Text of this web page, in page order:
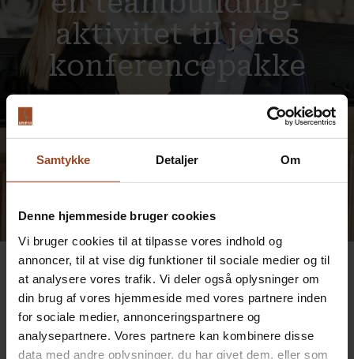
Samtykke Detaljer Om
Denne hjemmeside bruger cookies
Vi bruger cookies til at tilpasse vores indhold og
annoncer, til at vise dig funktioner til sociale medier og til
at analysere vores trafik. Vi deler også oplysninger om
din brug af vores hjemmeside med vores partnere inden
for sociale medier, annonceringspartnere og
analysepartnere. Vores partnere kan kombinere disse
data med andre oplysninger, du har givet dem, eller som
aktivitet til jeres
konferencepakke
Udfyld formularen, eller ring direkte – så finder vi sammen
KONTAKT OS
Se også